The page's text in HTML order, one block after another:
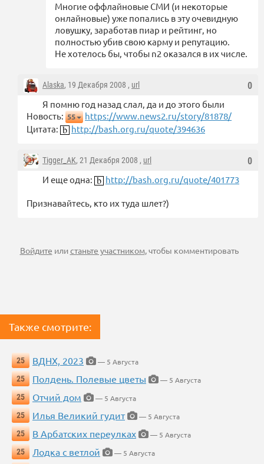
Многие оффлайновые СМИ (и некоторые
онлайновые) уже попались в эту очевидную
ловушку, заработав пиар и рейтинг, но
полностью убив свою карму и репутацию.
Не хотелось бы, чтобы n2 оказался в их числе.
0
Alaska, 19 Декабря 2008 , url
Я помню год назад слал, да и до этого были
Новость: 55
https://www.news2.ru/story/81878/
Цитата:
http://bash.org.ru/quote/394636
0
Tigger_AK, 21 Декабря 2008 , url
И еще одна: http://bash.org.ru/quote/401773
Признавайтесь, кто их туда шлет?)
Войдите илистаньте участником, чтобы комментировать
Также смотрите:
25 ВДНХ, 2023
— 5 Августа
25
Полдень. Полевые цветы
— 5 Августа
25
Отчий дом
— 5 Августа
25
Илья Великий гудит
— 5 Августа
25
В Арбатских переулках
— 5 Августа
25
Лодка с ветлой — 5 Августа